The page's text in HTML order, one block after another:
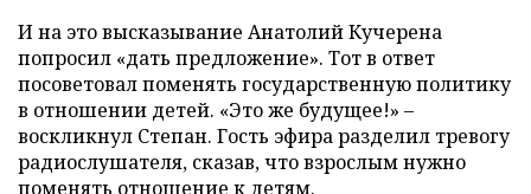
И на это высказывание Анатолий Кучерена
попросил «дать предложение». Тот в ответ
посоветовал поменять государственную политику
в отношении детей. «Это же будущее!» –
воскликнул Степан. Гость эфира разделил тревогу
радиослушателя, сказав, что взрослым нужно
поменять отношение к детям.